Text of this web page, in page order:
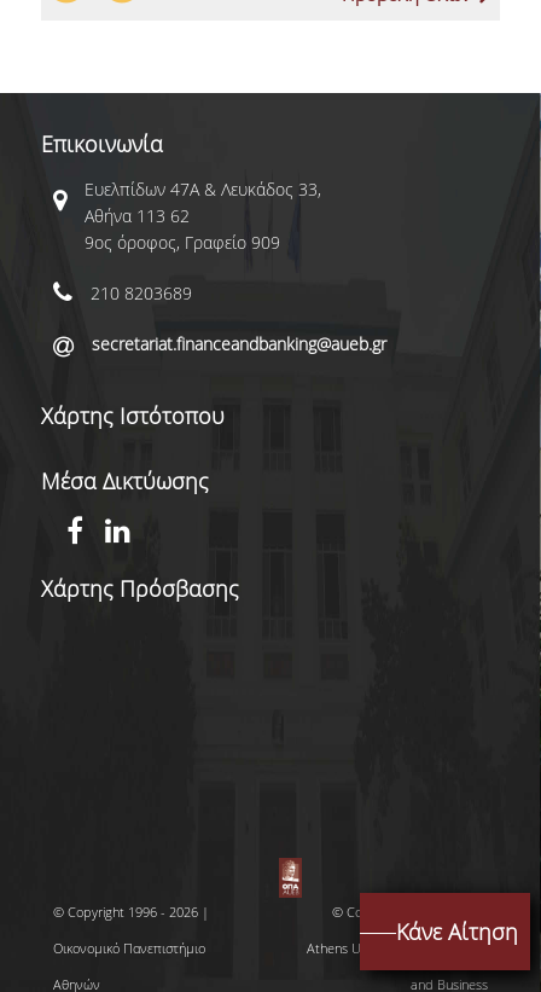
Κάνε Αίτηση
ΔΙΑΣΦΑΛΙΣΗ ΠΟΙΟΤΗΤΑΣ
ΠΟΛΙΤΙΚΗ ΠΟΙΟΤΗΤΑΣ
ΕΠΙΚΟΙΝΩΝΙΑ
ΕΠΙΚΟΙΝΩΝΙΑ ΜΕ ΤΟ Δ.Π.Μ.Σ.
ΜΕΣΑ ΚΟΙΝΩΝΙΚΗΣ ΔΙΚΤΥΩΣΗΣ
Ε-ΓΡΑΜΜΑΤΕΙΑ
Επικοινωνία
Ευελπίδων 47Α & Λευκάδος 33,
Αθήνα 113 62
9ος όροφος, Γραφείο 909
210 8203689
secretariat.financeandbanking@aueb.gr
Χάρτης Ιστότοπου
Μέσα Δικτύωσης
Χάρτης Πρόσβασης
© Copyright 1996 - 2026 |
Οικονομικό Πανεπιστήμιο
Αθηνών
© Copyright 1996 - 2026 |
Athens University of Economics
and Business